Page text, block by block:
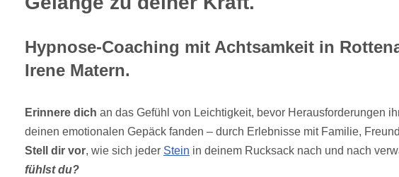
Hypnose-Coaching mit Achtsamkeit in
Irene Matern.
Erinnere dich an das Gefühl von Leichtigkeit, bevor Herausforderungen
deinen emotionalen Gepäck fanden – durch Erlebnisse mit Familie,
Stell dir vor, wie sich jeder Stein in deinem Rucksack nach und nach
fühlst du?